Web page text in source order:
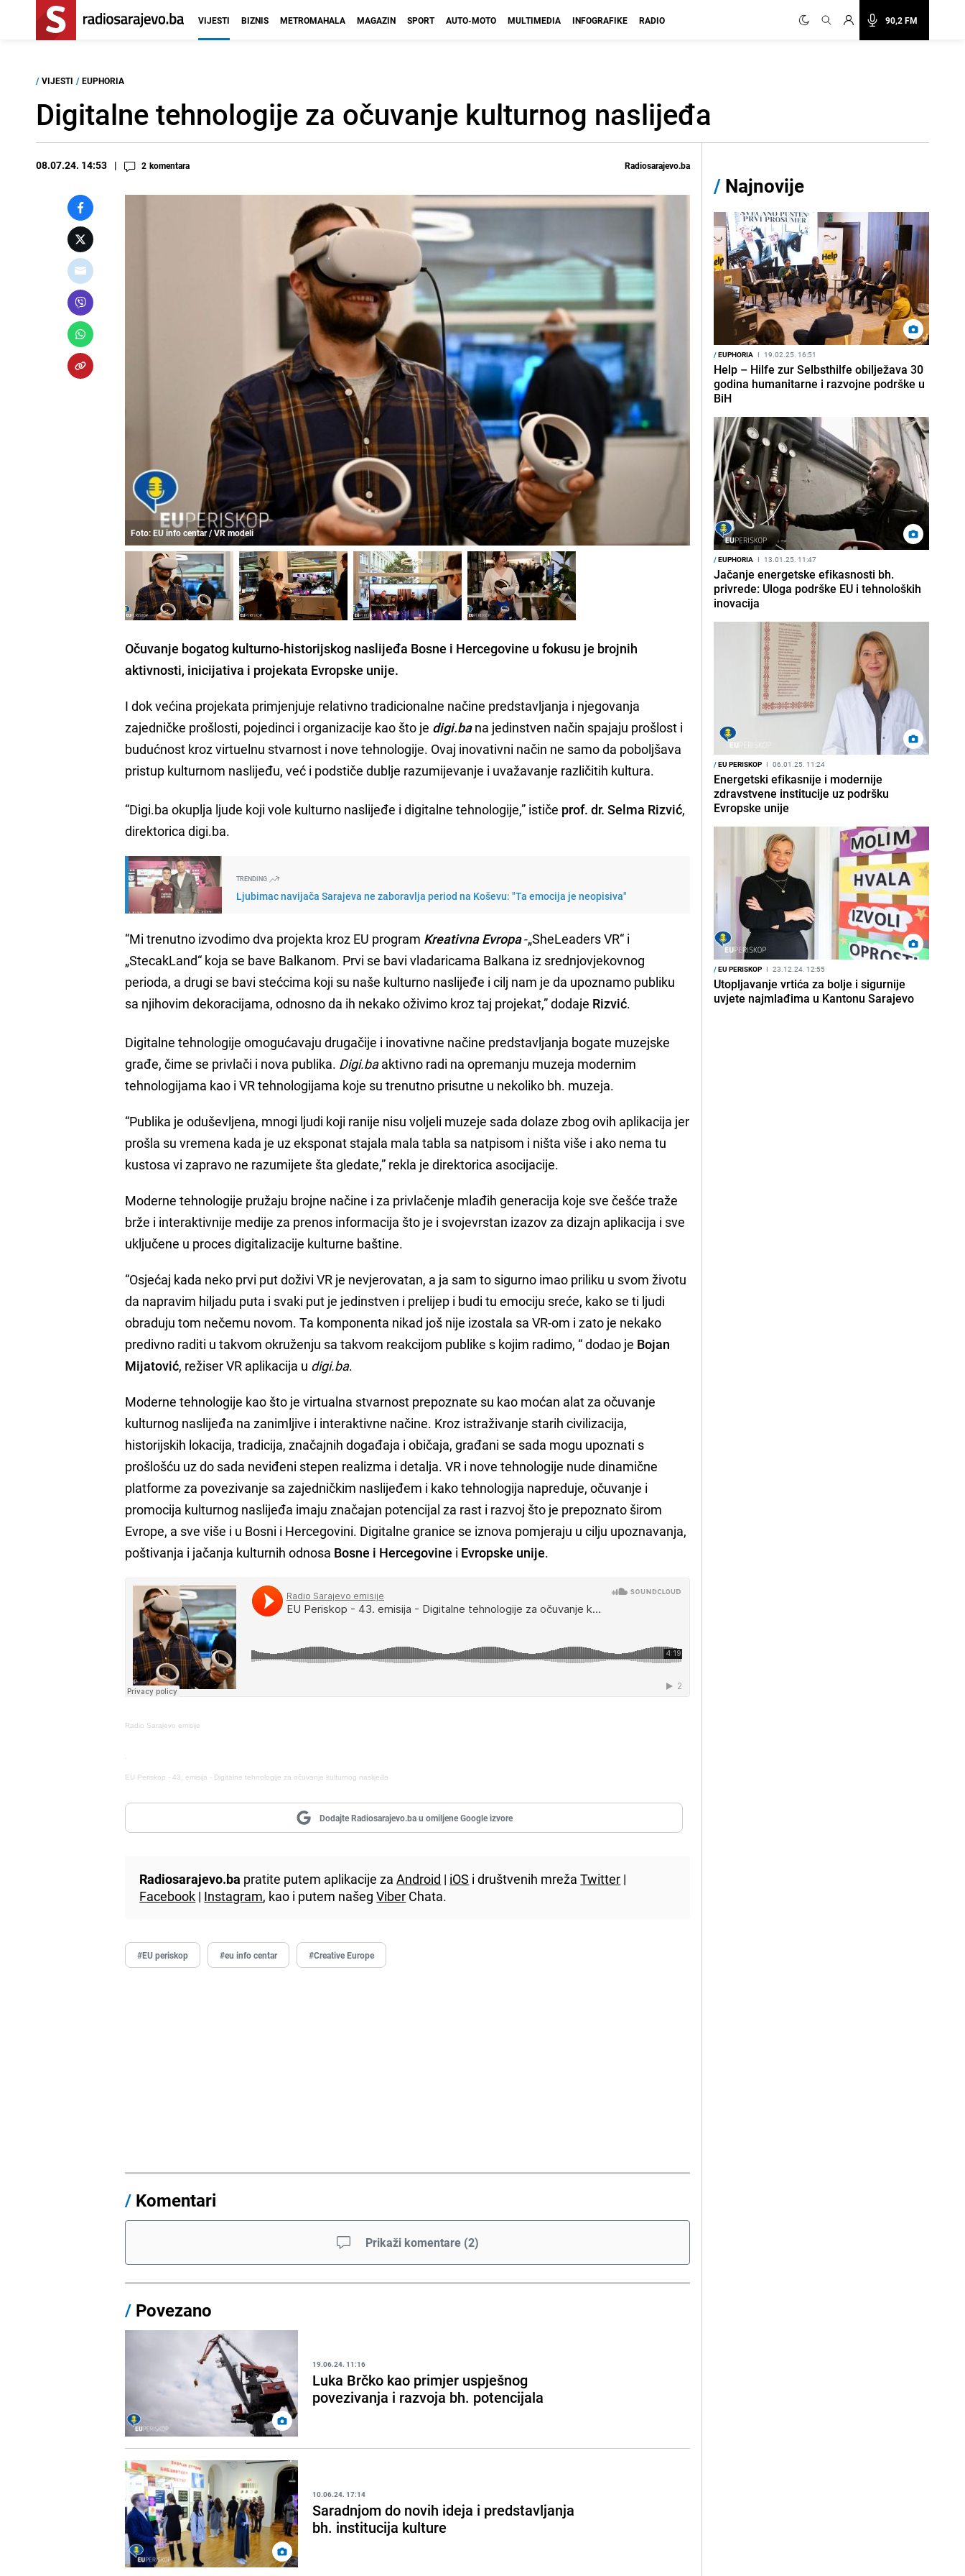
90,2 FM
VIJESTI BIZNIS METROMAHALA MAGAZIN SPORT AUTO-MOTO MULTIMEDIA INFOGRAFIKE RADIO
/ VIJESTI / EUPHORIA
Digitalne tehnologije za očuvanje kulturnog naslijeđa
08.07.24. 14:53 2 komentara Radiosarajevo.ba
Foto: EU info centar / VR modeli
Očuvanje bogatog kulturno-historijskog naslijeđa Bosne i Hercegovine u fokusu je brojnih
aktivnosti, inicijativa i projekata Evropske unije.
I dok većina projekata primjenjuje relativno tradicionalne načine predstavljanja i njegovanja
zajedničke prošlosti, pojedinci i organizacije kao što je digi.bana jedinstven način spajaju prošlost i
budućnost kroz virtuelnu stvarnost i nove tehnologije. Ovaj inovativni način ne samo da poboljšava
pristup kulturnom naslijeđu, već i podstiče dublje razumijevanje i uvažavanje različitih kultura.
“Digi.ba okuplja ljude koji vole kulturno naslijeđe i digitalne tehnologije,” ističe prof. dr. Selma Rizvić,
direktorica digi.ba.
TRENDING
Ljubimac navijača Sarajeva ne zaboravlja period na Koševu: "Ta emocija je neopisiva"
“Mi trenutno izvodimo dva projekta kroz EU program Kreativna Evropa-„SheLeaders VR“ i
„StecakLand“ koja se bave Balkanom. Prvi se bavi vladaricama Balkana iz srednjovjekovnog
perioda, a drugi se bavi stećcima koji su naše kulturno naslijeđe i cilj nam je da upoznamo publiku
sa njihovim dekoracijama, odnosno da ih nekako oživimo kroz taj projekat,” dodaje Rizvić.
Digitalne tehnologije omogućavaju drugačije i inovativne načine predstavljanja bogate muzejske
građe, čime se privlači i nova publika. Digi.baaktivno radi na opremanju muzeja modernim
tehnologijama kao i VR tehnologijama koje su trenutno prisutne u nekoliko bh. muzeja.
“Publika je oduševljena, mnogi ljudi koji ranije nisu voljeli muzeje sada dolaze zbog ovih aplikacija jer
prošla su vremena kada je uz eksponat stajala mala tabla sa natpisom i ništa više i ako nema tu
kustosa vi zapravo ne razumijete šta gledate,” rekla je direktorica asocijacije.
Moderne tehnologije pružaju brojne načine i za privlačenje mlađih generacija koje sve češće traže
brže i interaktivnije medije za prenos informacija što je i svojevrstan izazov za dizajn aplikacija i sve
uključene u proces digitalizacije kulturne baštine.
“Osjećaj kada neko prvi put doživi VR je nevjerovatan, a ja sam to sigurno imao priliku u svom životu
da napravim hiljadu puta i svaki put je jedinstven i prelijep i budi tu emociju sreće, kako se ti ljudi
obraduju tom nečemu novom. Ta komponenta nikad još nije izostala sa VR-om i zato je nekako
predivno raditi u takvom okruženju sa takvom reakcijom publike s kojim radimo, “ dodao je Bojan
Mijatović, režiser VR aplikacija u digi.ba.
Moderne tehnologije kao što je virtualna stvarnost prepoznate su kao moćan alat za očuvanje
kulturnog naslijeđa na zanimljive i interaktivne načine. Kroz istraživanje starih civilizacija,
historijskih lokacija, tradicija, značajnih događaja i običaja, građani se sada mogu upoznati s
prošlošću uz do sada neviđeni stepen realizma i detalja. VR i nove tehnologije nude dinamične
platforme za povezivanje sa zajedničkim naslijeđem i kako tehnologija napreduje, očuvanje i
promocija kulturnog naslijeđa imaju značajan potencijal za rast i razvoj što je prepoznato širom
Evrope, a sve više i u Bosni i Hercegovini. Digitalne granice se iznova pomjeraju u cilju upoznavanja,
poštivanja i jačanja kulturnih odnosa Bosne i Hercegovine i Evropske unije.
Radio Sarajevo emisije
·
EU Periskop - 43. emisija - Digitalne tehnologije za očuvanje kulturnog naslijeđa
Dodajte Radiosarajevo.ba u omiljene Google izvore
Radiosarajevo.ba pratite putem aplikacije zaAndroid | iOS i društvenih mrežaTwitter |
Facebook | Instagram, kao i putem našegViber Chata.
#EU periskop #eu info centar #Creative Europe
/ Komentari
Prikaži komentare (2)
/ Povezano
19.06.24. 11:16
Luka Brčko kao primjer uspješnog
povezivanja i razvoja bh. potencijala
10.06.24. 17:14
Saradnjom do novih ideja i predstavljanja
bh. institucija kulture
/ Najnovije
/EUPHORIA I 19.02.25. 16:51
Help – Hilfe zur Selbsthilfe obilježava 30
godina humanitarne i razvojne podrške u
BiH
/EUPHORIA I 13.01.25. 11:47
Jačanje energetske efikasnosti bh.
privrede: Uloga podrške EU i tehnoloških
inovacija
/EU PERISKOP I 06.01.25. 11:24
Energetski efikasnije i modernije
zdravstvene institucije uz podršku
Evropske unije
/EU PERISKOP I 23.12.24. 12:55
Utopljavanje vrtića za bolje i sigurnije
uvjete najmlađima u Kantonu Sarajevo